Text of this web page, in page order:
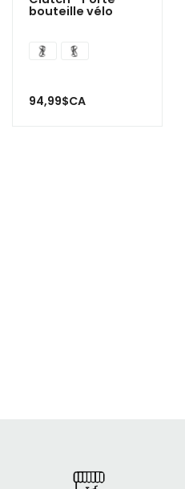
bouteille vélo
94,99$CA